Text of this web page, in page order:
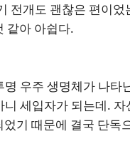
전개도 괜찮은 편이
같아 아쉽다.
우주 생명체가 나타
세입자가 되는데.
기 때문에 결국 단독